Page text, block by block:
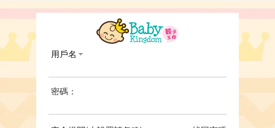
用戶名
密碼：